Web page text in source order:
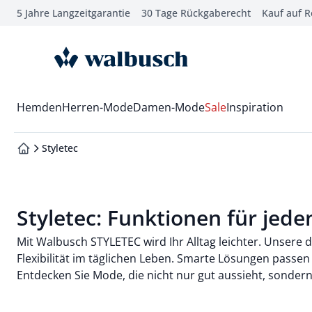
springen
springen
springen
5 Jahre Langzeitgarantie 30 Tage Rückgaberecht Kauf auf
zur Startseite
Wechsel in das Menü mit Pfeil-Runter Taste
HemdenHerren-ModeDamen-ModeSaleInspiration
zur Startseite
Styletec
Styletec: Funktionen für
Mit Walbusch STYLETEC wird Ihr Alltag leichter.
Flexibilität im täglichen Leben. Smarte Lösungen
Entdecken Sie Mode, die nicht nur gut aussieht,